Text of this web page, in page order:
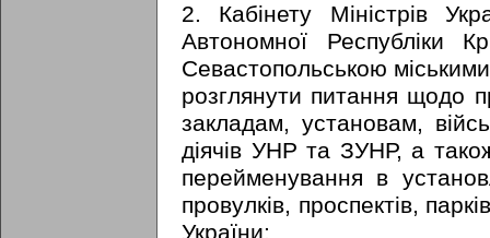
2. Кабінету Міністрів
Автономної Республіки
Севастопольською
розглянути питання щодо
закладам, установам,
діячів УНР та ЗУНР, а
перейменування в
провулків, проспектів,
України;